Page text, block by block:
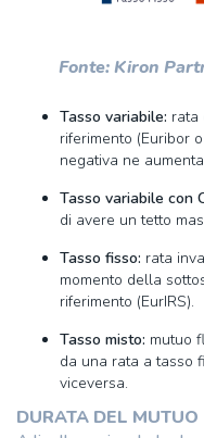
Fonte: Kiron
Tasso variabile: rata
riferimento (Euribor
negativa ne
Tasso variabile con
di avere un tetto
Tasso fisso: rata
momento della
riferimento (EurIRS).
Tasso misto: mutuo
da una rata a tasso
viceversa.
DURATA DEL MUTUO